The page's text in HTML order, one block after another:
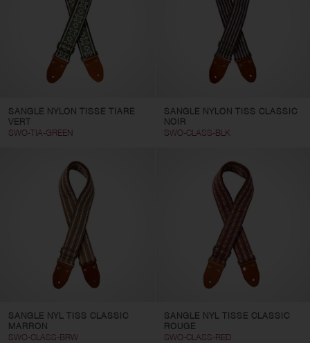
SANGLE NYLON TISSE TIARE
VERT
SWO-TIA-GREEN
SANGLE NYLON TISS CLASSIC
NOIR
SWO-CLASS-BLK
SANGLE NYL TISS CLASSIC
MARRON
SWO-CLASS-BRW
SANGLE NYL TISSE CLASSIC
ROUGE
SWO-CLASS-RED